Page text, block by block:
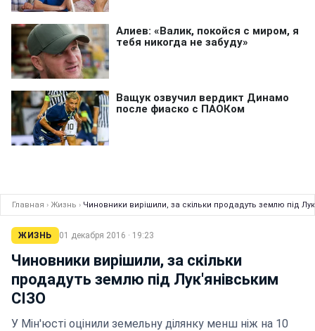
Главная › Жизнь › Чиновники вирішили, за скільки продадуть землю під
ЖИЗНЬ 01 декабря 2016 · 19:23
Чиновники вирішили, за скільки
продадуть землю під Лук'янівським
СІЗО
У Мін'юсті оцінили земельну ділянку менш ніж на 10